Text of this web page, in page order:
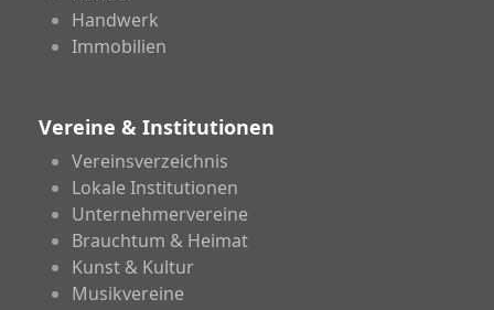
Handwerk
Immobilien
Vereine & Institutionen
Vereinsverzeichnis
Lokale Institutionen
Unternehmervereine
Brauchtum & Heimat
Kunst & Kultur
Musikvereine